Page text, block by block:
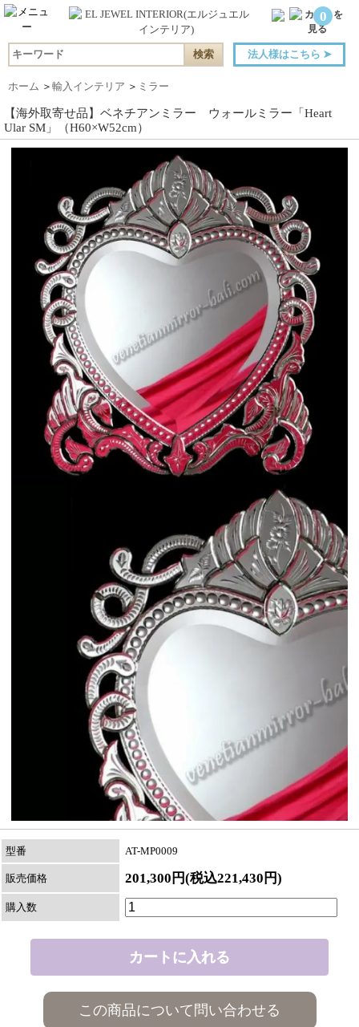
0
法人様はこちら ➤
ホーム ＞ 輸入インテリア ＞ ミラー
【海外取寄せ品】ベネチアンミラー ウォールミラー「Heart
Ular SM」（H60×W52cm）
型番 AT-MP0009
販売価格 201,300円(税込221,430円)
購入数
この商品について問い合わせる